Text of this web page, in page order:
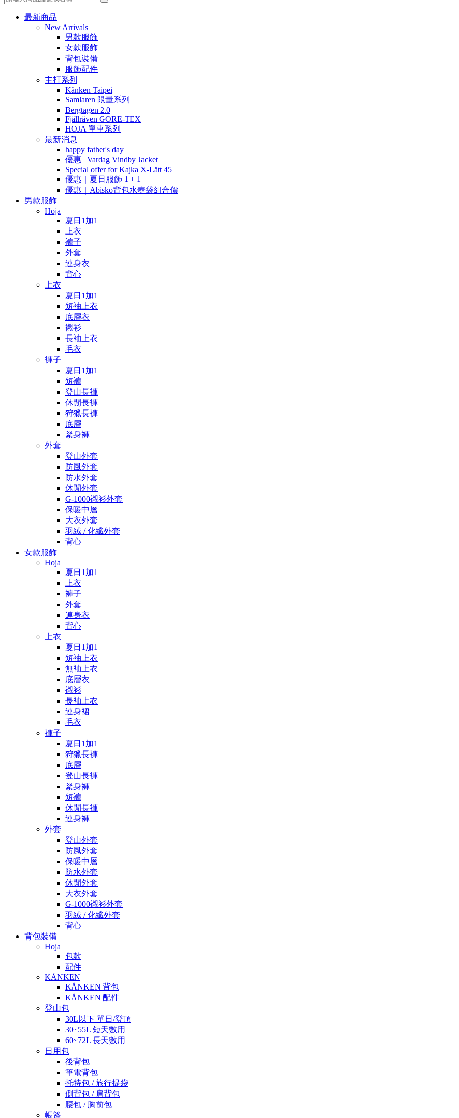
最新商品
New Arrivals
男款服飾
女款服飾
背包裝備
服飾配件
主打系列
Kånken Taipei
Samlaren 限量系列
Bergtagen 2.0
Fjällräven GORE-TEX
HOJA 單車系列
最新消息
happy father's day
優惠 | Vardag Vindby Jacket
Special offer for Kajka X-Lätt 45
優惠｜夏日服飾 1 + 1
優惠｜Abisko背包水壺袋組合價
男款服飾
Hoja
夏日1加1
上衣
褲子
外套
連身衣
背心
上衣
夏日1加1
短袖上衣
底層衣
襯衫
長袖上衣
毛衣
褲子
夏日1加1
短褲
登山長褲
休閒長褲
狩獵長褲
底層
緊身褲
外套
登山外套
防風外套
防水外套
休閒外套
G-1000襯衫外套
保暖中層
大衣外套
羽絨 / 化纖外套
背心
女款服飾
Hoja
夏日1加1
上衣
褲子
外套
連身衣
背心
上衣
夏日1加1
短袖上衣
無袖上衣
底層衣
襯衫
長袖上衣
連身裙
毛衣
褲子
夏日1加1
狩獵長褲
底層
登山長褲
緊身褲
短褲
休閒長褲
連身褲
外套
登山外套
防風外套
保暖中層
防水外套
休閒外套
大衣外套
G-1000襯衫外套
羽絨 / 化纖外套
背心
背包裝備
Hoja
包款
配件
KÅNKEN
KÅNKEN 背包
KÅNKEN 配件
登山包
30L以下 單日/登頂
30~55L 短天數用
60~72L 長天數用
日用包
後背包
筆電背包
托特包 / 旅行提袋
側背包 / 肩背包
腰包 / 胸前包
帳篷